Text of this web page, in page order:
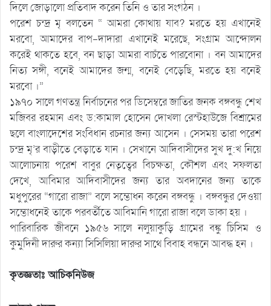
দিলে জোড়ালো প্রতিবাদ করেন তিনি ও তার সংগঠন ।
পরেশ চন্দ্র মৃ বলতেন “ আমরা কোথায় যাব? মরতে হয় এখানেই
মরবো, আমাদের বাপ-দাদারা এখানেই মরেছে, সংগ্রাম আন্দোলন
করেই থাকতে হবে, বন ছাড়া আমরা বাচঁতে পারবোনা । বন আমাদের
নিত্য সঙ্গী, বনেই আমাদের জন্ম, বনেই বেড়েছি, মরতে হয় বনেই
মরবো ।”
১৯৭০ সালে গণতন্ত্র নির্বাচনের পর ডিসেম্বরে জাতির জনক বঙ্গবন্ধু শেখ
মজিবর রহমান এবং ড:কামাল হোসেন দোখলা রেস্টহাউজে বিশ্রামের
ছলে বাংলাদেশের সংবিধান রচনার জন্য আসেন । সেসময় তারা পরেশ
চন্দ্র মৃ’র বাড়ীতে বেড়াতে যান । সেখানে আদিবাসীদের সুখ দু:খ নিয়ে
আলোচনায় পরেশ বাবুর নেতৃত্বের বিচক্ষতা, কৌশল এবং সফলতা
দেখে, আবিমার আদিবাসীদের জন্য তার অবদানের জন্য তাকে
মধুপুরের “গারো রাজা” বলে সম্ভোধন করেন বঙ্গবন্ধু । বঙ্গবন্ধুর দেওয়া
সম্ভোধনেই তাকে পরবর্তীতে আবিমানি গারো রাজা বলে ডাকা হয় ।
পারিবারিক জীবনে ১৯৫৬ সালে নলুয়াকুড়ি গ্রামের বঙ্কু চিসিম ও
কুমুদিনী দারুর কন্যা সিসিলিয়া দারুর সাথে বিবাহ বন্ধনে আবদ্ধ হন ।
কৃতজ্ঞতাঃ আচিকনিউজ